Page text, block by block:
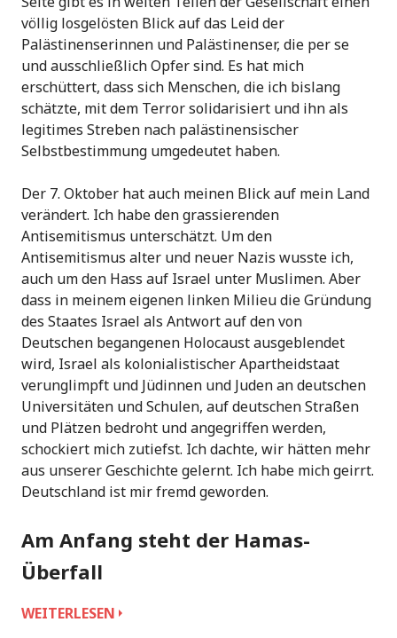
völlig losgelösten Blick auf das Leid der
Palästinenserinnen und Palästinenser, die per se
und ausschließlich Opfer sind. Es hat mich
erschüttert, dass sich Menschen, die ich bislang
schätzte, mit dem Terror solidarisiert und ihn als
legitimes Streben nach palästinensischer
Selbstbestimmung umgedeutet haben.
Der 7. Oktober hat auch meinen Blick auf mein Land
verändert. Ich habe den grassierenden
Antisemitismus unterschätzt. Um den
Antisemitismus alter und neuer Nazis wusste ich,
auch um den Hass auf Israel unter Muslimen. Aber
dass in meinem eigenen linken Milieu die Gründung
des Staates Israel als Antwort auf den von
Deutschen begangenen Holocaust ausgeblendet
wird, Israel als kolonialistischer Apartheidstaat
verunglimpft und Jüdinnen und Juden an deutschen
Universitäten und Schulen, auf deutschen Straßen
und Plätzen bedroht und angegriffen werden,
schockiert mich zutiefst. Ich dachte, wir hätten mehr
aus unserer Geschichte gelernt. Ich habe mich geirrt.
Deutschland ist mir fremd geworden.
Am Anfang steht der Hamas-
Überfall
JAHRESTAG
WEITERLESEN